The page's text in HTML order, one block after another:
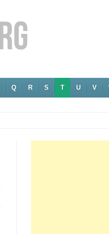
Q R S T U V